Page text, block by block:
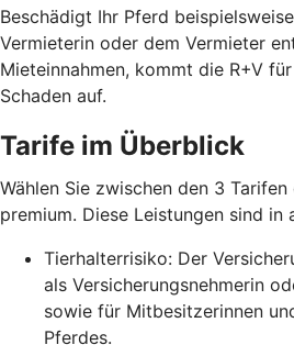
Beschädigt Ihr Pferd
Vermieterin oder dem Vermieter
Mieteinnahmen, kommt die R+V
Schaden auf.
Tarife im Überblick
Wählen Sie zwischen den 3
premium. Diese Leistungen sind in
Tierhalterrisiko: Der
als Versicherungsnehmerin
sowie für Mitbesitzerinnen
Pferdes.